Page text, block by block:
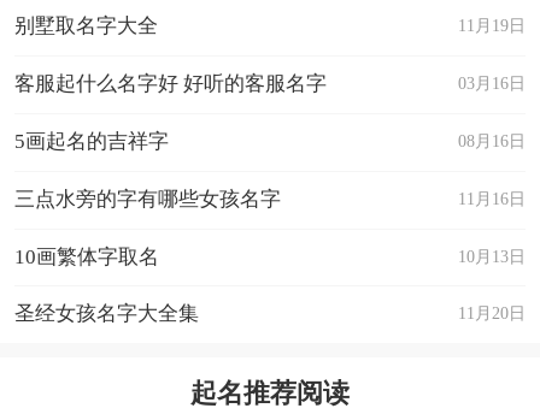
龙喜雨、水，龙年宝宝取名宜使用带
3、用“亠”字根的字取名
“龙抬头”是展现威严的表现，也是风调雨顺的吉利
旺。如：升、亮、青、真、彦、育、存、有等。
4、用“午”、“马”字根的字取名
马的地支，所以龙年宝宝取名宜用带“午”、“马”字
11月19日
别墅取名字大全
03月16日
客服起什么名字好 好听的客服名字
08月16日
5画起名的吉祥字
11月16日
三点水旁的字有哪些女孩名字
10月13日
10画繁体字取名
11月20日
圣经女孩名字大全集
起名推荐阅读